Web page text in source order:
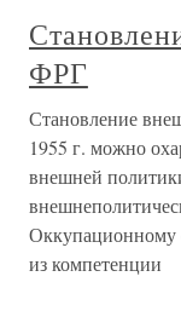
ФРГ
Становление
1955 г. можно
внешней
Оккупационному
из компетенции